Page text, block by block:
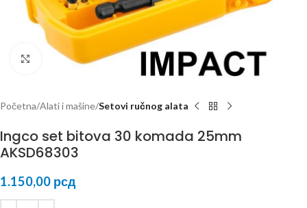
Kliknite za uvećanje
Početna Alati i mašine Setovi ručnog alata
Ingco set bitova 30 komada 25mm
AKSD68303
1.150,00 рсд